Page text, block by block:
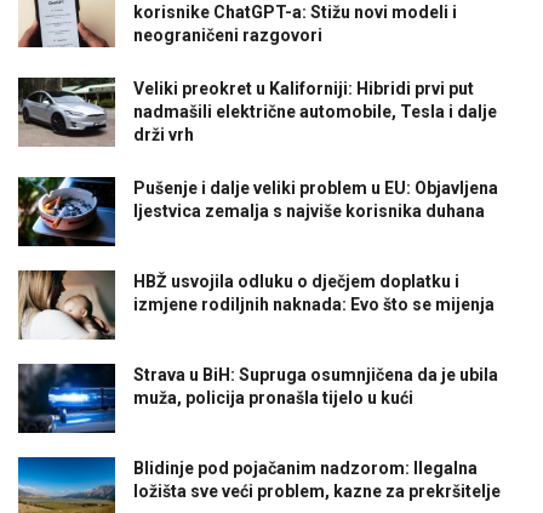
korisnike ChatGPT-a: Stižu novi modeli i
neograničeni razgovori
Veliki preokret u Kaliforniji: Hibridi prvi put
nadmašili električne automobile, Tesla i dalje
drži vrh
Pušenje i dalje veliki problem u EU: Objavljena
ljestvica zemalja s najviše korisnika duhana
HBŽ usvojila odluku o dječjem doplatku i
izmjene rodiljnih naknada: Evo što se mijenja
Strava u BiH: Supruga osumnjičena da je ubila
muža, policija pronašla tijelo u kući
Blidinje pod pojačanim nadzorom: Ilegalna
ložišta sve veći problem, kazne za prekršitelje